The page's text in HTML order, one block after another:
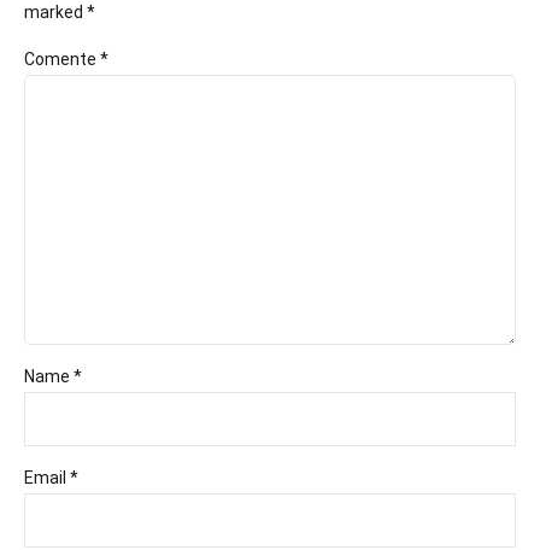
marked *
Comente *
Name *
Email *